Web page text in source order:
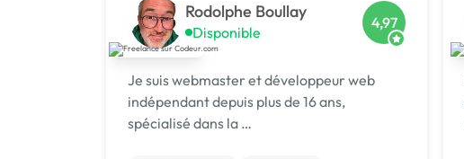
Rodolphe Boullay
Disponible
4,97
Je suis webmaster et développeur web
indépendant depuis plus de 16 ans,
spécialisé dans la …